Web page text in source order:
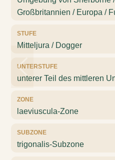
Großbritannien / Europa /
STUFE
Mitteljura / Dogger
UNTERSTUFE
unterer Teil des mittleren
ZONE
laeviuscula-Zone
SUBZONE
trigonalis-Subzone